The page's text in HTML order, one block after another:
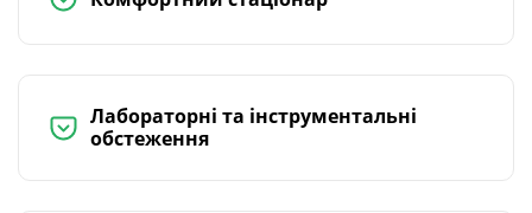
Лабораторні та інструментальні
обстеження